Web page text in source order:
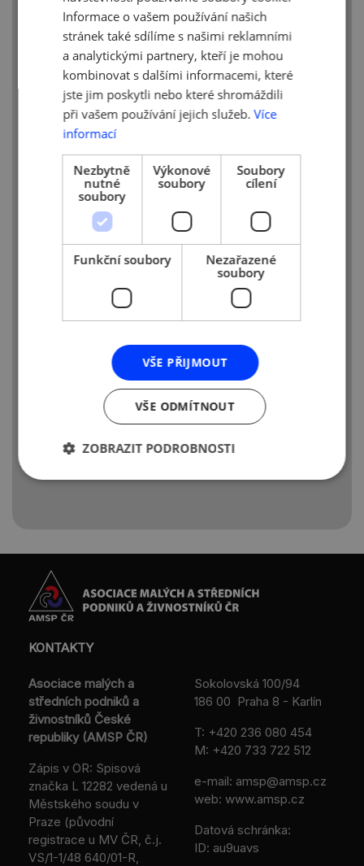
A pod vedením jednoho z českých
partnerů byl rozpracován další projektový
výstup, kterým budou krátká vzdělávací
videa určená naopak pro pracovníky 55+.
Součástí jednání byly rovněž další
nezbytné debaty na téma projektové
organizace a diseminace projektových
výsledků.
Všichni projektoví partneři se na konci
setkání shodli na tom, že považují
proběhlou akci za velmi plodnou, a těší se
na další spolupráci v následujícím
projektovém období.
KONTAKTY
Asociace malých a
středních podniků a
živnostníků České
republiky (AMSP ČR)
Zápis v OR: Spisová
značka L 12282 vedená u
Městského soudu v
Praze (původní
registrace u MV ČR, č.j.
VS/1-1/48 640/01-R,
Sokolovská 100/94
186 00 Praha 8 - Karlín
T: +420 236 080 454
M: +420 733 722 512
e-mail: amsp@amsp.cz
web: www.amsp.cz
Datová schránka:
ID: au9uavs
Informace o vašem používání našich
stránek také sdílíme s našimi reklamními
a analytickými partnery, kteří je mohou
kombinovat s dalšími informacemi, které
jste jim poskytli nebo které shromáždili
při vašem používání jejich služeb. Více
informací
Nezbytně
nutné
soubory
Výkonové
soubory
Soubory
cílení
Funkční soubory
Nezařazené
soubory
VŠE PŘIJMOUT
VŠE ODMÍTNOUT
ZOBRAZIT PODROBNOSTI